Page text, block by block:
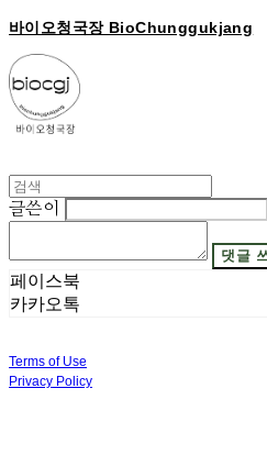
바이오청국장 BioChunggukjang
글쓴이
댓글
페이스북
카카오톡
Terms of Use
Privacy Policy